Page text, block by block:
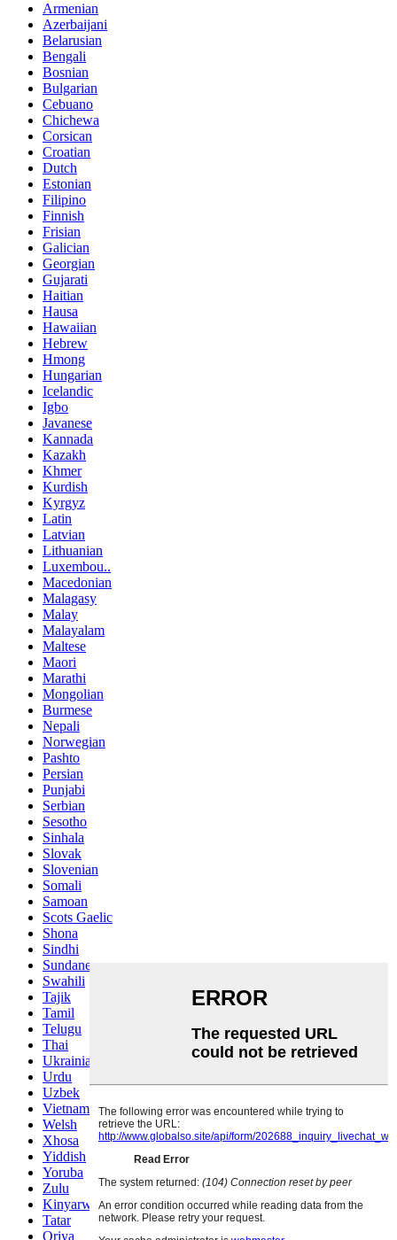
Armenian
Azerbaijani
Belarusian
Bengali
Bosnian
Bulgarian
Cebuano
Chichewa
Corsican
Croatian
Dutch
Estonian
Filipino
Finnish
Frisian
Galician
Georgian
Gujarati
Haitian
Hausa
Hawaiian
Hebrew
Hmong
Hungarian
Icelandic
Igbo
Javanese
Kannada
Kazakh
Khmer
Kurdish
Kyrgyz
Latin
Latvian
Lithuanian
Luxembou..
Macedonian
Malagasy
Malay
Malayalam
Maltese
Maori
Marathi
Mongolian
Burmese
Nepali
Norwegian
Pashto
Persian
Punjabi
Serbian
Sesotho
Sinhala
Slovak
Slovenian
Somali
Samoan
Scots Gaelic
Shona
Sindhi
Sundanese
Swahili
Tajik
Tamil
Telugu
Thai
Ukrainian
Urdu
Uzbek
Vietnamese
Welsh
Xhosa
Yiddish
Yoruba
Zulu
Kinyarwanda
Tatar
Oriya